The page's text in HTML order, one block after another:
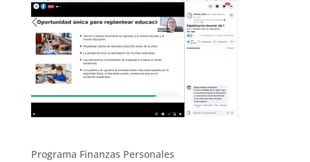
Programa Finanzas Personales